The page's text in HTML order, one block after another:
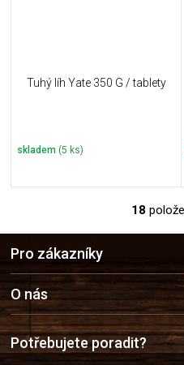
Tuhý líh Yate 350 G / tablety
skladem (5 ks)
í
18
a
t
í
Pro zákazníky
O nás
Potřebujete poradit?